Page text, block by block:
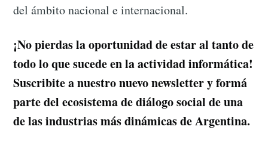
del ámbito nacional e internacional.
¡No pierdas la oportunidad de estar al tanto de
todo lo que sucede en la actividad informática!
Suscribite a nuestro nuevo newsletter y formá
parte del ecosistema de diálogo social de una
de las industrias más dinámicas de Argentina.